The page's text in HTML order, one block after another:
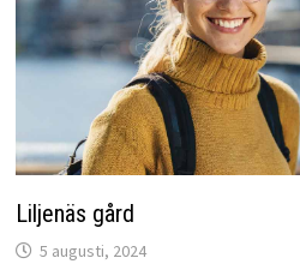
Liljenäs gård
5 augusti, 2024